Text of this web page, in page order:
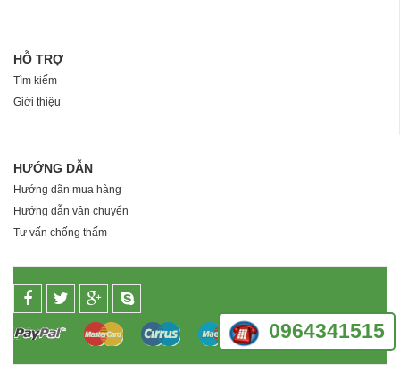
0964341515
HỖ TRỢ
Tìm kiếm
Giới thiệu
HƯỚNG DẪN
Hướng dãn mua hàng
Hướng dẫn vận chuyển
Tư vấn chống thấm